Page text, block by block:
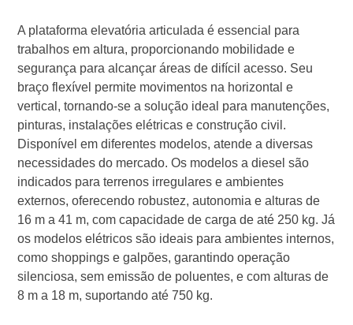
A plataforma elevatória articulada é essencial para
trabalhos em altura, proporcionando mobilidade e
segurança para alcançar áreas de difícil acesso. Seu
braço flexível permite movimentos na horizontal e
vertical, tornando-se a solução ideal para manutenções,
pinturas, instalações elétricas e construção civil.
Disponível em diferentes modelos, atende a diversas
necessidades do mercado. Os modelos a diesel são
indicados para terrenos irregulares e ambientes
externos, oferecendo robustez, autonomia e alturas de
16 m a 41 m, com capacidade de carga de até 250 kg. Já
os modelos elétricos são ideais para ambientes internos,
como shoppings e galpões, garantindo operação
silenciosa, sem emissão de poluentes, e com alturas de
8 m a 18 m, suportando até 750 kg.